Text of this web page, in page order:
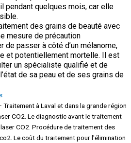
pendant quelques mois, car elle
des grains de beauté avec
mesure de précaution
de passer à côté d’un mélanome,
et potentiellement mortelle. Il est
un spécialiste qualifié et de
de sa peau et de ses grains de